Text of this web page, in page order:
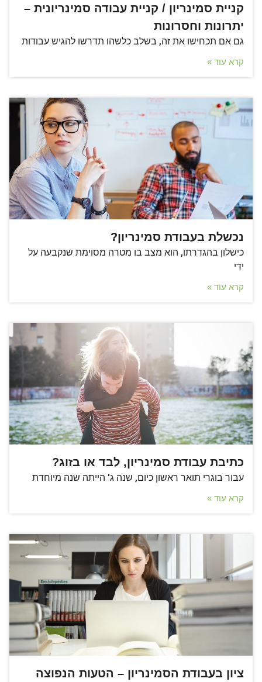
קניית סמינריון / קניית עבודה סמינריונית –
יתרונות וחסרונות
גם אם תכחישו את זה, בשלב כלשהו תדרשו להגיש עבודות
קרא עוד »
נכשלת בעבודת סמינריון?
כישלון בהגדרתו, הוא מצב בו מטרה מסוימת שנקבעה על
ידי
קרא עוד »
כתיבת עבודת סמינריון, לבד או בזוג?
עבור בוגרי תואר ראשון כיום, שנה ג' הייתה שנה מיוחדת
קרא עוד »
ציון בעבודת הסמינריון – הטעות הנפוצה